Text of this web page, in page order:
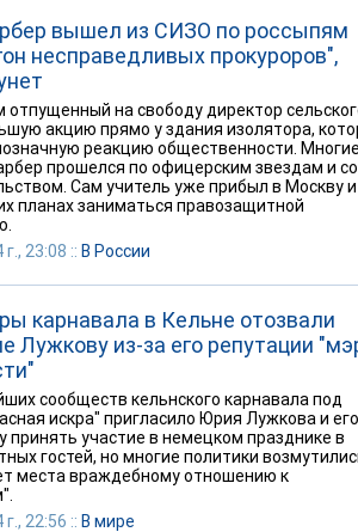
вышел из СИЗО по россыпям
несправедливых прокуроров",
отпущенный на свободу директор
акцию прямо у здания изолятора,
реакцию общественности. Многие
прошелся по офицерским звездам и
Сам учитель уже прибыл в Москву и
планах заниматься правозащитной
23:08 :: В России
карнавала в Кельне отозвали
Лужкову из-за его репутации
сообществ кельнского карнавала под
искра" пригласило Юрия Лужкова и
принять участие в немецком празднике в
гостей, но многие политики
места враждебному отношению к
22:56 :: В мире